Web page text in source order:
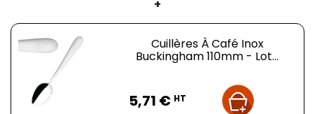
+
Cuillères À Café Inox
Buckingham 110mm - Lot...
5,71 € HT